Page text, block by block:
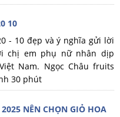
10
- 10 đẹp và ý nghĩa gửi lời
chị em phụ nữ nhân dịp
Nam. Ngọc Châu fruits
30 phút
NÊN CHỌN GIỎ HOA